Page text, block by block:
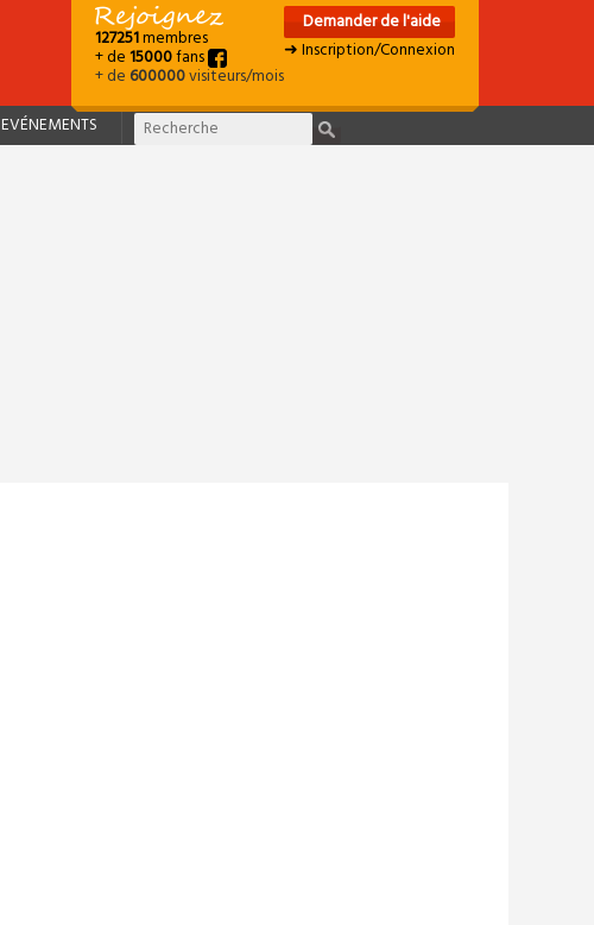
127251membres
+ de15000fans
+ de600000visiteurs/mois
Demander de l'aide
➜ Inscription/Connexion
EVÉNEMENTS